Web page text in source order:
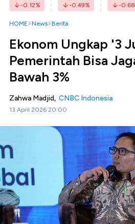
-0.12% -0.49% -0.68
HOME News Berita
Ekonom Ungkap '3
Pemerintah Bisa
Bawah 3%
Zahwa Madjid, CNBC Indonesia
13 April 2026 20:00